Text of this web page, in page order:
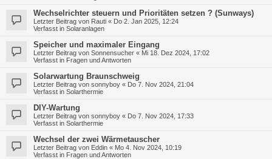
Wechselrichter steuern und Prioritäten setzen ? (Sunways)
Letzter Beitrag von Rauti « Do 2. Jan 2025, 12:24
Verfasst in Solaranlagen
Speicher und maximaler Eingang
Letzter Beitrag von Sonnensucher « Mi 18. Dez 2024, 17:02
Verfasst in Fragen und Antworten
Solarwartung Braunschweig
Letzter Beitrag von sonnyboy « Do 7. Nov 2024, 21:04
Verfasst in Solarthermie
DIY-Wartung
Letzter Beitrag von sonnyboy « Do 7. Nov 2024, 17:33
Verfasst in Solarthermie
Wechsel der zwei Wärmetauscher
Letzter Beitrag von Eddin « Mo 4. Nov 2024, 10:19
Verfasst in Fragen und Antworten